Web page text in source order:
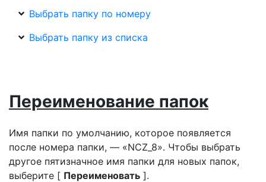
Выбрать папку по номеру
Выбрать папку из списка
Переименование папок
Имя папки по умолчанию, которое появляется
после номера папки, — «NCZ_8». Чтобы выбрать
другое пятизначное имя папки для новых папок,
выберите [ Переименовать ].